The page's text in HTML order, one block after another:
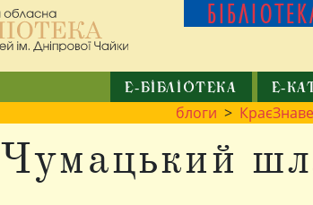
Е-БІБЛІОТЕКА Е-
блоги >
Чумацький